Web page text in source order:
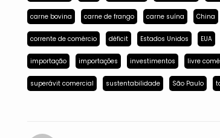
carne bovina carne de frango carne suína China
corrente de comércio déficit Estados Unidos EUA
importação importações investimentos livre
superávit comercial sustentabilidade São Paulo